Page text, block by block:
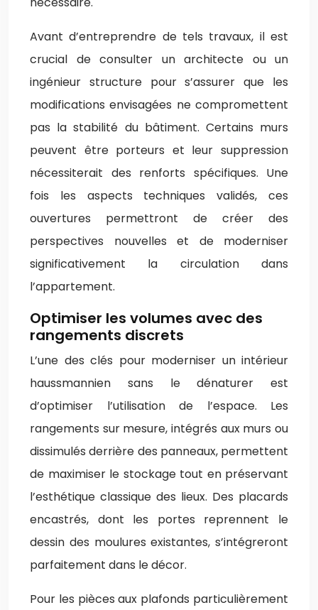
Avant d’entreprendre de tels travaux, il est
crucial de consulter un architecte ou un
ingénieur structure pour s’assurer que les
modifications envisagées ne compromettent
pas la stabilité du bâtiment. Certains murs
peuvent être porteurs et leur suppression
nécessiterait des renforts spécifiques. Une
fois les aspects techniques validés, ces
ouvertures permettront de créer des
perspectives nouvelles et de moderniser
significativement la circulation dans
l’appartement.
Optimiser les volumes avec des
rangements discrets
L’une des clés pour moderniser un intérieur
haussmannien sans le dénaturer est
d’optimiser l’utilisation de l’espace. Les
rangements sur mesure, intégrés aux murs ou
dissimulés derrière des panneaux, permettent
de maximiser le stockage tout en préservant
l’esthétique classique des lieux. Des placards
encastrés, dont les portes reprennent le
dessin des moulures existantes, s’intégreront
parfaitement dans le décor.
Pour les pièces aux plafonds particulièrement